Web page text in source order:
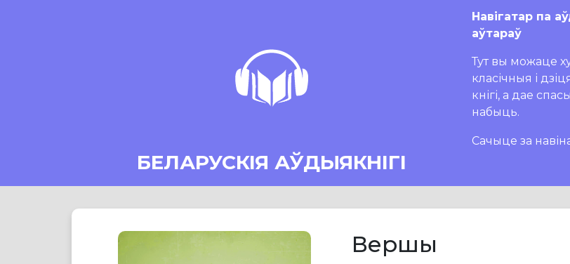
БЕЛАРУСКІЯ АЎДЫЯКНІГІ
Навігатар па
аўтараў
Тут вы можаце
класічныя і
кнігі, а дае
набыць.
Сачыце за
Вершы